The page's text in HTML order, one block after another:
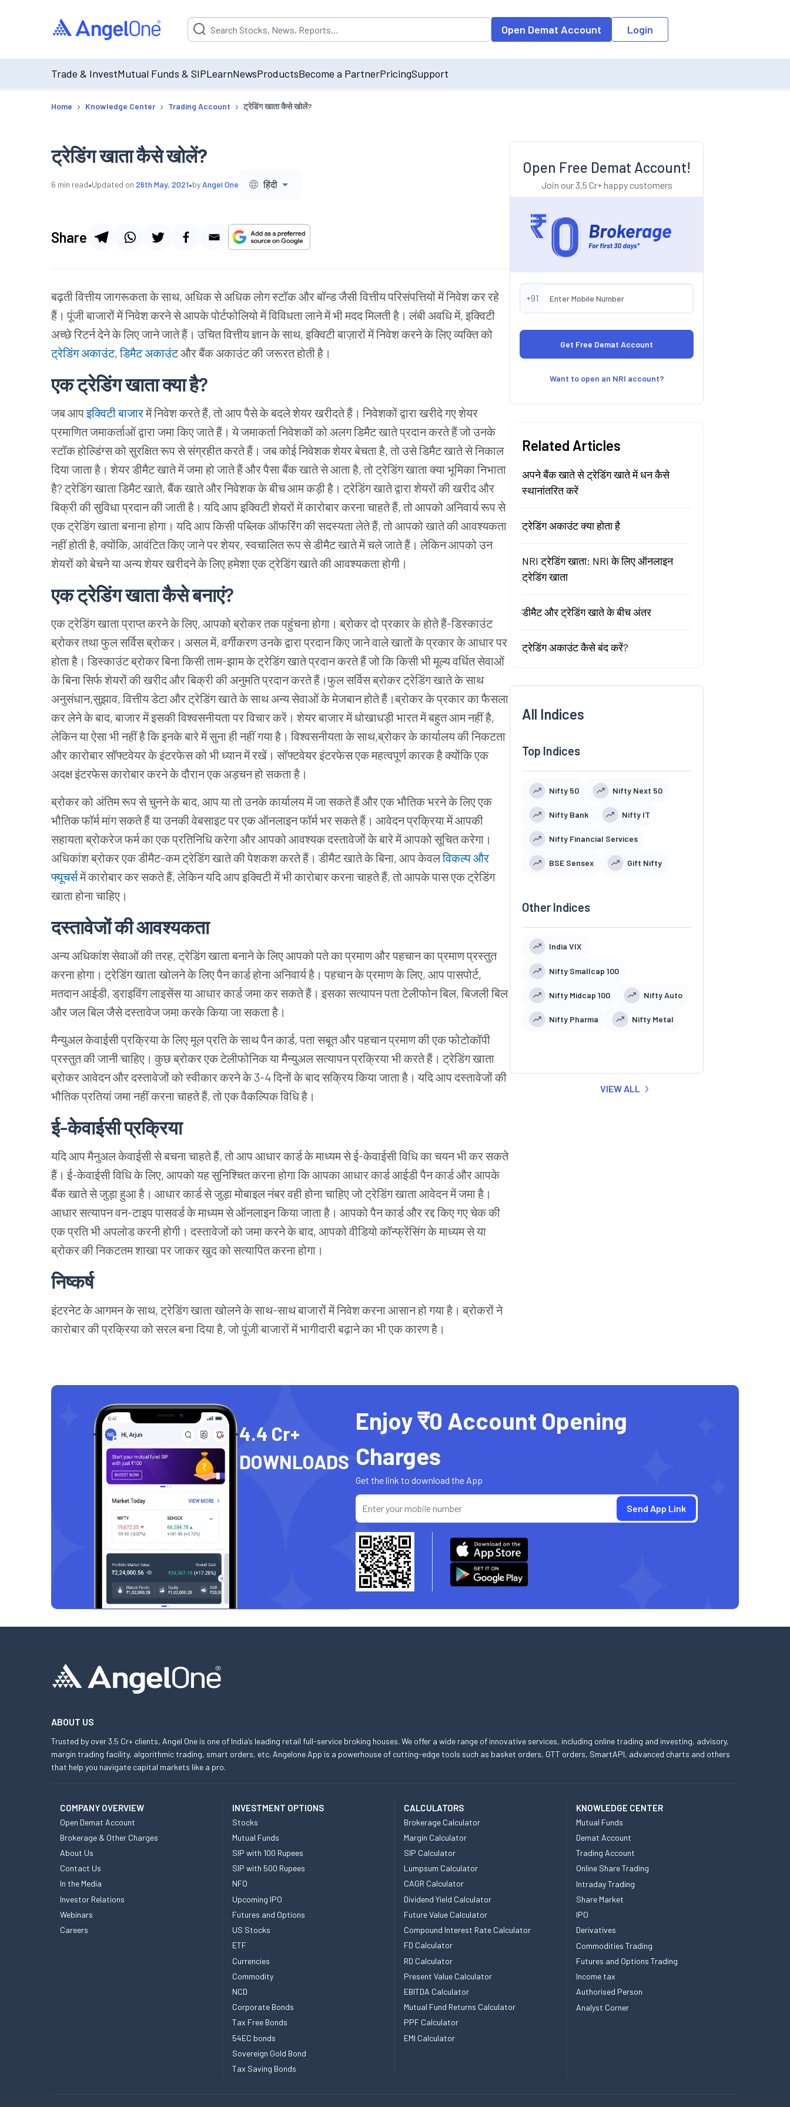
Suggestion will be populated by default on accessing the input field. On entering data into the input field, the suggestion list will be updated as per the
Open Demat Account Login
Trade & InvestMutual Funds & SIPLearnNewsProductsBecome a PartnerPricingSupport
Home › Knowledge Center › Trading Account › ट्रेडिंग खाता कैसे खोलें?
ट्रेडिंग खाता कैसे खोलें?
6 min read•Updated on 26th May, 2021•by Angel One हिंदी
Share
बढ़ती वित्तीय जागरूकता के साथ, अधिक से अधिक लोग स्टॉक और बॉन्ड जैसी वित्तीय परिसंपत्तियों में निवेश कर रहे
हैं। पूंजी बाजारों में निवेश करने से आपके पोर्टफोलियो में विविधता लाने में भी मदद मिलती है। लंबी अवधि में, इक्विटी
अच्छे रिटर्न देने के लिए जाने जाते हैं। उचित वित्तीय ज्ञान के साथ, इक्विटी बाज़ारों में निवेश करने के लिए व्यक्ति को
ट्रेडिंग अकाउंट,डिमैट अकाउंटऔर बैंक अकाउंट की जरूरत होती है।
एक ट्रेडिंग खाता क्या है?
जब आपइक्विटी बाजारमें निवेश करते हैं, तो आप पैसे के बदले शेयर खरीदते हैं। निवेशकों द्वारा खरीदे गए शेयर
प्रमाणित जमाकर्ताओं द्वारा जमा किए जाते हैं। ये जमाकर्ता निवेशकों को अलग डिमैट खाते प्रदान करते हैं जो उनके
स्टॉक होल्डिंग्स को सुरक्षित रूप से संग्रहीत करते हैं। जब कोई निवेशक शेयर बेचता है, तो उसे डिमैट खाते से निकाल
दिया जाता है। शेयर डीमैट खाते में जमा हो जाते हैं और पैसा बैंक खाते से आता है, तो ट्रेडिंग खाता क्या भूमिका निभाता
है? ट्रेडिंग खाता डिमैट खाते, बैंक खाते और निवेशक के बीच आम कड़ी है। ट्रेडिंग खाते द्वारा शेयरों की खरीद और
बिक्री की सुविधा प्रदान की जाती है। यदि आप इक्विटी शेयरों में कारोबार करना चाहते हैं, तो आपको अनिवार्य रूप से
एक ट्रेडिंग खाता बनाना होगा। यदि आप किसी पब्लिक ऑफरिंग की सदस्यता लेते हैं, तो आपको खाते की आवश्यकता
नहीं होती है, क्योंकि, आवंटित किए जाने पर शेयर, स्वचालित रूप से डीमैट खाते में चले जाते हैं। लेकिन आपको उन
शेयरों को बेचने या अन्य शेयर खरीदने के लिए हमेशा एक ट्रेडिंग खाते की आवश्यकता होगी।
एक ट्रेडिंग खाता कैसे बनाएं?
एक ट्रेडिंग खाता प्राप्त करने के लिए, आपको ब्रोकर तक पहुंचना होगा। ब्रोकर दो प्रकार के होते हैं-डिस्काउंट
ब्रोकर तथा फुल सर्विस ब्रोकर। असल में, वर्गीकरण उनके द्वारा प्रदान किए जाने वाले खातों के प्रकार के आधार पर
होता है। डिस्काउंट ब्रोकर बिना किसी ताम-झाम के ट्रेडिंग खाते प्रदान करते हैं जो कि किसी भी मूल्य वर्धित सेवाओं
के बिना सिर्फ शेयरों की खरीद और बिक्री की अनुमति प्रदान करते हैं।फुल सर्विस ब्रोकर ट्रेडिंग खाते के साथ
अनुसंधान,सुझाव, वित्तीय डेटा और ट्रेडिंग खाते के साथ अन्य सेवाओं के मेजबान होते हैं।ब्रोकर के प्रकार का फैसला
कर लेने के बाद, बाजार में इसकी विश्वसनीयता पर विचार करें। शेयर बाजार में धोखाधड़ी भारत में बहुत आम नहीं है,
लेकिन या ऐसा भी नहीं है कि इनके बारे में सुना ही नहीं गया है। विश्वसनीयता के साथ,ब्रोकर के कार्यालय की निकटता
और कारोबार सॉफ्टवेयर के इंटरफेस को भी ध्यान में रखें। सॉफ्टवेयर इंटरफेस एक महत्वपूर्ण कारक है क्योंकि एक
अदक्ष इंटरफेस कारोबार करने के दौरान एक अड़चन हो सकता है।
ब्रोकर को अंतिम रूप से चुनने के बाद, आप या तो उनके कार्यालय में जा सकते हैं और एक भौतिक भरने के लिए एक
भौतिक फॉर्म मांग सकते हैं या उनकी वेबसाइट पर एक ऑनलाइन फॉर्म भर सकते हैं। आवेदन प्रक्रिया में आपकी
सहायता ब्रोकरेज फर्म का एक प्रतिनिधि करेगा और आपको आवश्यक दस्तावेजों के बारे में आपको सूचित करेगा।
अधिकांश ब्रोकर एक डीमैट-कम ट्रेडिंग खाते की पेशकश करते हैं। डीमैट खाते के बिना, आप केवलविकल्प और
फ्यूचर्समें कारोबार कर सकते हैं, लेकिन यदि आप इक्विटी में भी कारोबार करना चाहते हैं, तो आपके पास एक ट्रेडिंग
खाता होना चाहिए।
दस्तावेजों की आवश्यकता
अन्य अधिकांश सेवाओं की तरह, ट्रेडिंग खाता बनाने के लिए आपको पते का प्रमाण और पहचान का प्रमाण प्रस्तुत
करना होगा। ट्रेडिंग खाता खोलने के लिए पैन कार्ड होना अनिवार्य है। पहचान के प्रमाण के लिए, आप पासपोर्ट,
मतदान आईडी, ड्राइविंग लाइसेंस या आधार कार्ड जमा कर सकते हैं। इसका सत्यापन पता टेलीफोन बिल, बिजली बिल
और जल बिल जैसे दस्तावेज जमा करके किया जा सकता है।
मैन्युअल केवाईसी प्रक्रिया के लिए मूल प्रति के साथ पैन कार्ड, पता सबूत और पहचान प्रमाण की एक फोटोकॉपी
प्रस्तुत की जानी चाहिए। कुछ ब्रोकर एक टेलीफोनिक या मैन्युअल सत्यापन प्रक्रिया भी करते हैं। ट्रेडिंग खाता
ब्रोकर आवेदन और दस्तावेजों को स्वीकार करने के 3-4 दिनों के बाद सक्रिय किया जाता है। यदि आप दस्तावेजों की
भौतिक प्रतियां जमा नहीं करना चाहते हैं, तो एक वैकल्पिक विधि है।
ई-केवाईसी प्रक्रिया
यदि आप मैनुअल केवाईसी से बचना चाहते हैं, तो आप आधार कार्ड के माध्यम से ई-केवाईसी विधि का चयन भी कर सकते
हैं। ई-केवाईसी विधि के लिए, आपको यह सुनिश्चित करना होगा कि आपका आधार कार्ड आईडी पैन कार्ड और आपके
बैंक खाते से जुड़ा हुआ है। आधार कार्ड से जुड़ा मोबाइल नंबर वही होना चाहिए जो ट्रेडिंग खाता आवेदन में जमा है।
आधार सत्यापन वन-टाइप पासवर्ड के माध्यम से ऑनलाइन किया जाता है। आपको पैन कार्ड और रद्द किए गए चेक की
एक प्रति भी अपलोड करनी होगी। दस्तावेजों को जमा करने के बाद, आपको वीडियो कॉन्फ्रेंसिंग के माध्यम से या
ब्रोकर की निकटतम शाखा पर जाकर खुद को सत्यापित करना होगा।
निष्कर्ष
इंटरनेट के आगमन के साथ, ट्रेडिंग खाता खोलने के साथ-साथ बाजारों में निवेश करना आसान हो गया है। ब्रोकरों ने
कारोबार की प्रक्रिया को सरल बना दिया है, जो पूंजी बाजारों में भागीदारी बढ़ाने का भी एक कारण है।
Open Free Demat Account!
Join our 3.5 Cr+ happy customers
+91
Want to open an NRI account?
Related Articles
अपने बैंक खाते से ट्रेडिंग खाते में धन कैसे
स्थानांतरित करें
ट्रेडिंग अकाउंट क्या होता है
NRI ट्रेडिंग खाता: NRI के लिए ऑनलाइन
ट्रेडिंग खाता
डीमैट और ट्रेडिंग खाते के बीच अंतर
ट्रेडिंग अकाउंट कैसे बंद करें?
All Indices
Top Indices
Nifty 50 Nifty Next 50
Nifty Bank Nifty IT
Nifty Financial Services
BSE Sensex Gift Nifty
Other Indices
India VIX
Nifty Smallcap 100
Nifty Midcap 100 Nifty Auto
Nifty Pharma Nifty Metal
VIEW ALL
4.4 Cr+
DOWNLOADS
Enjoy ₹0 Account Opening
Charges
Get the link to download the App
ABOUT US
Trusted by over 3.5 Cr+ clients, Angel One is one of India’s leading retail full-service broking houses. We offer a wide range of innovative services, including online trading and investing, advisory,
margin trading facility, algorithmic trading, smart orders, etc. Angelone App is a powerhouse of cutting-edge tools such as basket orders, GTT orders, SmartAPI, advanced charts and others
that help you navigate capital markets like a pro.
COMPANY OVERVIEW
Open Demat Account
Brokerage & Other Charges
About Us
Contact Us
In the Media
Investor Relations
Webinars
Careers
INVESTMENT OPTIONS
Stocks
Mutual Funds
SIP with 100 Rupees
SIP with 500 Rupees
NFO
Upcoming IPO
Futures and Options
US Stocks
ETF
Currencies
Commodity
NCD
Corporate Bonds
Tax Free Bonds
54EC bonds
Sovereign Gold Bond
Tax Saving Bonds
CALCULATORS
Brokerage Calculator
Margin Calculator
SIP Calculator
Lumpsum Calculator
CAGR Calculator
Dividend Yield Calculator
Future Value Calculator
Compound Interest Rate Calculator
FD Calculator
RD Calculator
Present Value Calculator
EBITDA Calculator
Mutual Fund Returns Calculator
PPF Calculator
EMI Calculator
KNOWLEDGE CENTER
Mutual Funds
Demat Account
Trading Account
Online Share Trading
Intraday Trading
Share Market
IPO
Derivatives
Commodities Trading
Futures and Options Trading
Income tax
Authorised Person
Analyst Corner